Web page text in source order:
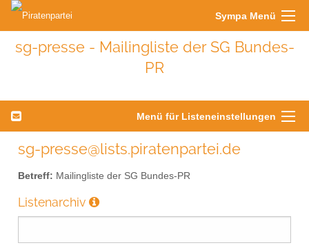
Sympa Menü
sg-presse - Mailingliste der SG Bundes-
PR
Menü für Listeneinstellungen
sg-presse@lists.piratenpartei.de
Betreff: Mailingliste der SG Bundes-PR
Listenarchiv